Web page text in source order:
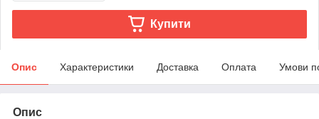
Купити
Опис Характеристики Доставка Оплата Умови
Опис